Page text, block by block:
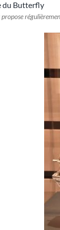
du Butterfly